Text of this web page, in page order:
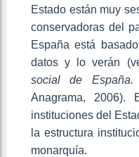
Estado están muy
conservadoras del
España está
datos y lo verán
social de España.
Anagrama, 2006).
instituciones del
la estructura
monarquía.